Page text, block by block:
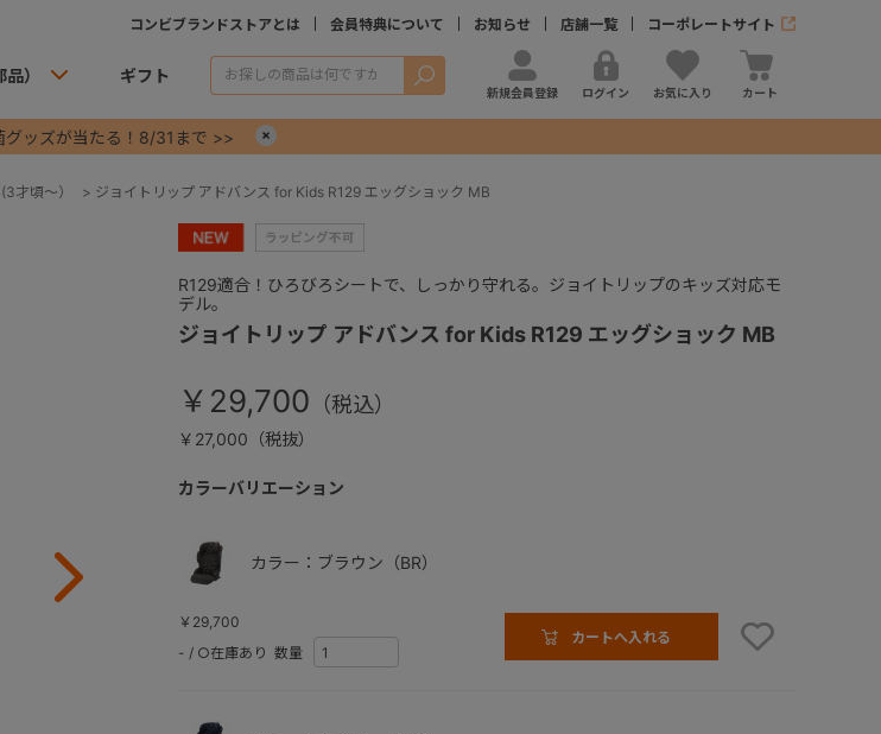
コンビブランドストアとは 会員特典について お知らせ 店舗一覧 コーポレートサイト
） ギフト 検索
新規会員登録 ログイン お気に入り カート
グッズが当たる！8/31まで >>
才頃～） > ジョイトリップ アドバンス for Kids R129 エッグショック MB
R129適合！ひろびろシートで、しっかり守れる。ジョイトリップのキッズ対応モ
デル。
ジョイトリップ アドバンス for Kids R129 エッグショック MB
￥29,700
￥27,000（税抜）
カラーバリエーション
カラー：ブラウン（BR）
￥29,700
- / ○在庫あり 数量
カートへ入れる